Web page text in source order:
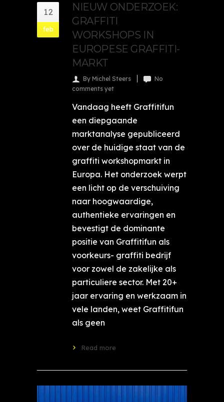
12
feb
NIEUW ONDERZOEK:
GRAFFITI
WORKSHOPS IN
EUROPESE GRAFFITI-
MARKT
By Michel Steers
No
comments yet
Vandaag heeft Graffitifun
een diepgaande
marktanalyse gepubliceerd
over de huidige staat van de
graffiti workshopmarkt in
Europa. Het onderzoek werpt
een licht op de verschuiving
naar hoogwaardige,
authentieke ervaringen en
bevestigt de dominante
positie van Graffitifun als
voorkeurs- graffiti bedrijf
voor zowel de zakelijke als
particuliere sector. Met 20+
jaar ervaring en werkzaam in
vele landen, weet Graffitifun
als geen
Read more